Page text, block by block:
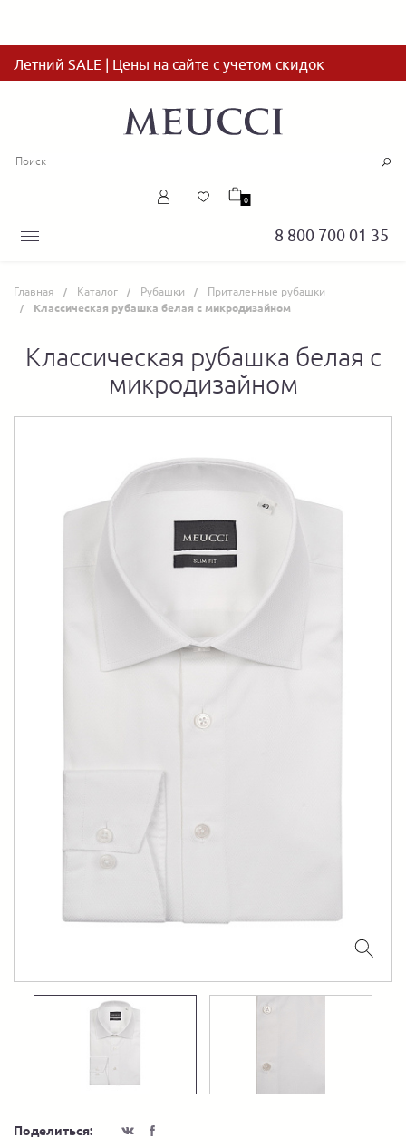
Летний SALE | Цены на сайте с учетом скидок
8 800 700 01 35
0
Главная Каталог Рубашки Приталенные рубашки
Классическая рубашка белая с микродизайном
Классическая рубашка белая с
микродизайном
Поделиться: